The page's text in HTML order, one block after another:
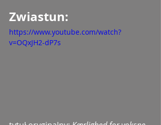
Zwiastun:
https://www.youtube.com/watch?
v=OQxJH2-dP7s